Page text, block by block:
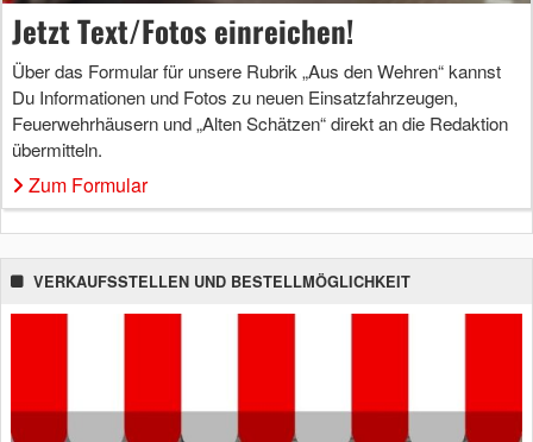
Jetzt Text/Fotos einreichen!
Über das Formular für unsere Rubrik „Aus den Wehren“ kannst
Du Informationen und Fotos zu neuen Einsatzfahrzeugen,
Feuerwehrhäusern und „Alten Schätzen“ direkt an die Redaktion
übermitteln.
Zum Formular
VERKAUFSSTELLEN UND BESTELLMÖGLICHKEIT